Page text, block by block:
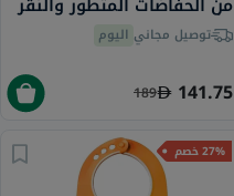
- أبيضتوصيل مجاني اليوم
141.75
189
27% خصم